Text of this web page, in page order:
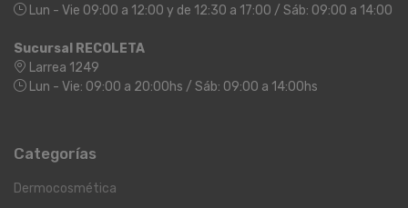
Lun - Vie 09:00 a 12:00 y de 12:30 a 17:00 / Sáb: 09:00 a 14:00
Sucursal RECOLETA
Larrea 1249
Lun - Vie: 09:00 a 20:00hs / Sáb: 09:00 a 14:00hs
Categorías
Dermocosmética